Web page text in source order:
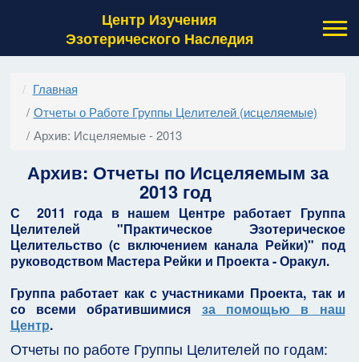
Центр Изучения
Эзотерического Наследия
Главная
Отчеты о Работе Группы Целителей (исцеляемые)
Архив: Исцеляемые - 2013
Архив: Отчеты по Исцеляемым за
2013 год
С 2011 года в нашем Центре работает Группа
Целителей "Практическое Эзотерическое
Целительство (с включением канала Рейки)" под
руководством Мастера Рейки и Проекта - Оракул.
Группа работает как с участниками Проекта, так и
со всеми обратившимися за помощью в наш
Центр.
Отчеты по работе Группы Целителей по годам: